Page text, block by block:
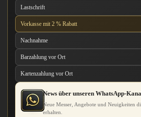
Lastschrift
Vorkasse mit 2 % Rabatt
Nachnahme
Barzahlung vor Ort
Kartenzahlung vor Ort
News über unseren WhatsApp-
Neue Messer, Angebote und Neuigkeiten
erhalten.